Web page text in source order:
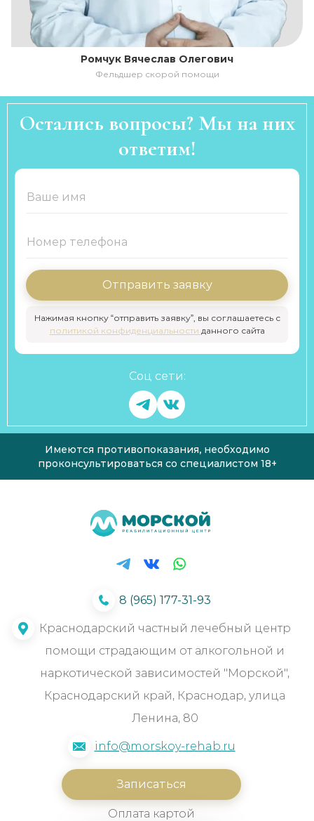
Ромчук Вячеслав Олегович
Фельдшер скорой помощи
Остались вопросы? Мы на них
ответим!
Отправить заявку
Нажимая кнопку “отправить заявку”, вы соглашаетесь с
политикой конфиденциальности данного сайта
Соц сети:
Имеются противопоказания, необходимо
проконсультироваться со специалистом 18+
8 (965) 177-31-93
Краснодарский частный лечебный центр
помощи страдающим от алкогольной и
наркотической зависимостей "Морской",
Краснодарский край, Краснодар, улица
Ленина, 80
info@morskoy-rehab.ru
Записаться
Оплата картой